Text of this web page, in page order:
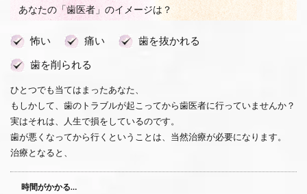
あなたの「歯医者」のイメージは？
怖い 痛い
歯を抜かれる
歯を削られる
ひとつでも当てはまったあなた、
もしかして、歯のトラブルが起こってから歯医者に行っていませんか？
実はそれは、人生で損をしているのです。
歯が悪くなってから行くということは、当然治療が必要になります。
治療となると、
時間がかかる…